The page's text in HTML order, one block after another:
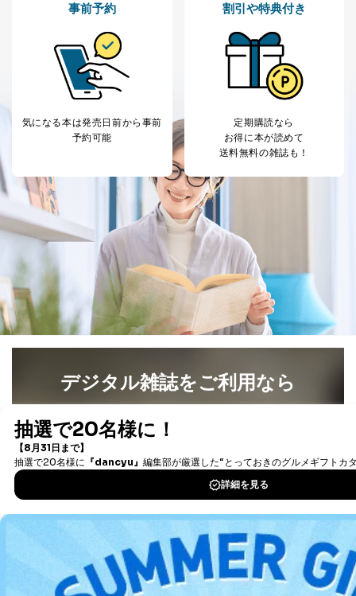
Aサービス利用者
ス、キャンペーン等の広告に関す
採用応募者の方の
個人情報
当社の従業者の個
人情報
人事、総務などの雇用管理等のた
め
パートナー（提携
定期購読サービス
等をご利用の方の
個人情報
購入商品配送のため
提携企業及びお客様がご購入され
た商品の発売元企業からのｅメー
ル等による商品、
サービス、キャンペーン等の広告
に関するご案内のため
7
SNS公式アカウン
トに登録された方
の個人情報
当社のサービス利用状況の把握お
よびその分析のため
お問い合わせ対応、トラブル対
処、オペレーター教育など応対品
質向上のため
その他当社のプライバシーポリシ
ー等にて公表する利用目的達成の
ため
※上記の利用目的のうちNo.1～5については保有個人デ
開示等のご請求に対応させていただきます。
なお、6、7については、パートナー（提携企業）様又は
ます。
３．個人情報の第三者提供について
当社は、取得した個人情報を適切に管理し､あらかじめ
本人の同意を得ることなく第三者に提供することはあり
ません。ただし、次の場合は除きます。
人の生命､身体または財産の保護のために必要がある
場合であって、本人の同意を得ることが困難であると
き。
事前予約
気になる本は発売日前から事前
予約可能
割引や特典付き
定期購読なら
お得に本が読めて
送料無料の雑誌も！
デジタル雑誌をご利用なら
書籍）が無料で読み放題！
DOWNLOAD FOR IOS
DOWNLOAD FOR ANDROID
ご利用方法はこちら